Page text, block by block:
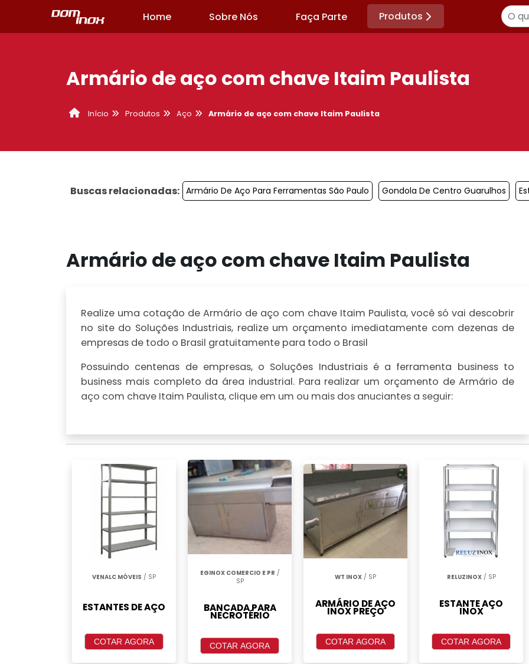
Home Sobre Nós Faça Parte Produtos
Armário de aço com chave Itaim Paulista
Início Produtos Aço Armário de aço com chave Itaim Paulista
Buscas relacionadas: Armário De Aço Para Ferramentas São Paulo Gondola De Centro Guarulhos
Armário de aço com chave Itaim Paulista
Realize uma cotação de Armário de aço com chave Itaim Paulista, você só vai descobrir
no site do Soluções Industriais, realize um orçamento imediatamente com dezenas de
empresas de todo o Brasil gratuitamente para todo o Brasil
Possuindo centenas de empresas, o Soluções Industriais é a ferramenta business to
business mais completo da área industrial. Para realizar um orçamento de Armário de
aço com chave Itaim Paulista, clique em um ou mais dos anuciantes a seguir:
VENALC MÓVEIS / SP
ESTANTES DE AÇO
COTAR AGORA
EGINOX COMERCIO E PR /
SP
BANCADA PARA
NECROTÉRIO
COTAR AGORA
WT INOX / SP
ARMÁRIO DE AÇO
INOX PREÇO
COTAR AGORA
RELUZINOX/ SP
ESTANTE AÇO
INOX
COTAR AGORA